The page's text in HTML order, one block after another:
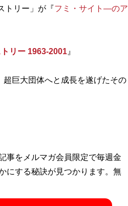
トリー」が『フミ・サイト―のア
リー 1963-2001』
巨大団体へと成長を遂げたその
事をメルマガ会員限定で毎週金
にする秘訣が見つかります。無